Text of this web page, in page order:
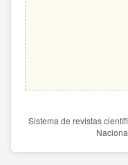
Sistema de revistas